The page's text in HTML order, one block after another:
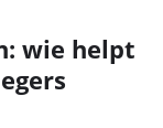
wie helpt